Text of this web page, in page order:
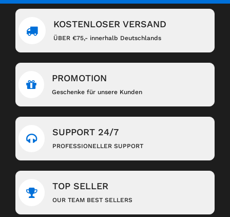
KOSTENLOSER VERSAND
ÜBER €75,- innerhalb Deutschlands
PROMOTION
Geschenke für unsere Kunden
SUPPORT 24/7
PROFESSIONELLER SUPPORT
TOP SELLER
OUR TEAM BEST SELLERS